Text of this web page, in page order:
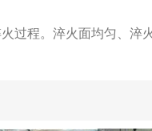
程。淬火面均匀、淬